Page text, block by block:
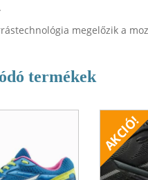
megelőzik a
termékek